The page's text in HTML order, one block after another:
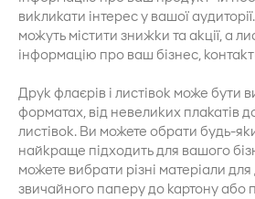
викликати інтерес у вашої
можуть містити знижки та акції, а
інформацію про ваш бізнес,
Друк флаєрів і листівок може бути
форматах, від невеликих плакатів
листівок. Ви можете обрати будь-
найкраще підходить для вашого
можете вибрати різні матеріали для
звичайного паперу до картону або